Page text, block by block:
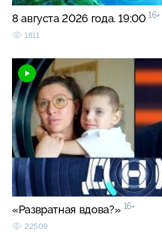
8 августа 2026 года. 19:00 16+
1811
«Развратная вдова?» 16+
22509